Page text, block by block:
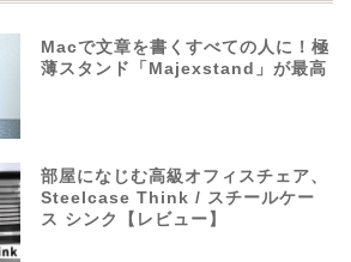
Macで文章を書くすべての人に！極
薄スタンド「Majexstand」が最高
部屋になじむ高級オフィスチェア、
Steelcase Think / スチールケー
ス シンク【レビュー】